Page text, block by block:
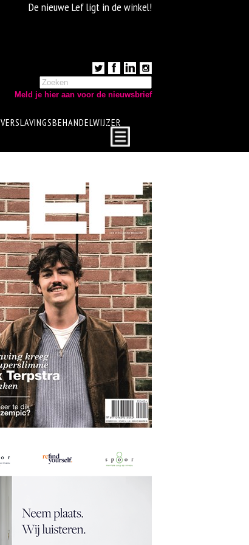
De nieuwe Lef ligt in de winkel!
Meld je hier aan voor de nieuwsbrief
VERSLAVINGSBEHANDELWIJZER